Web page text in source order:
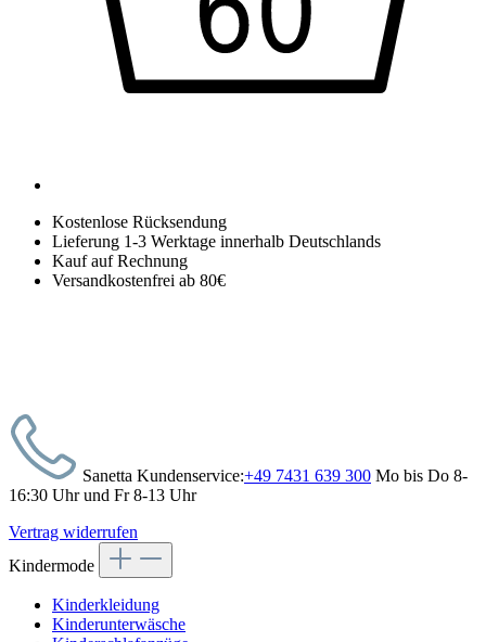
Kostenlose Rücksendung
Lieferung 1-3 Werktage innerhalb Deutschlands
Kauf auf Rechnung
Versandkostenfrei ab 80€
Sanetta Kundenservice:+49 7431 639 300 Mo bis Do 8-
16:30 Uhr und Fr 8-13 Uhr
Vertrag widerrufen
Kindermode
Kinderkleidung
Kinderunterwäsche